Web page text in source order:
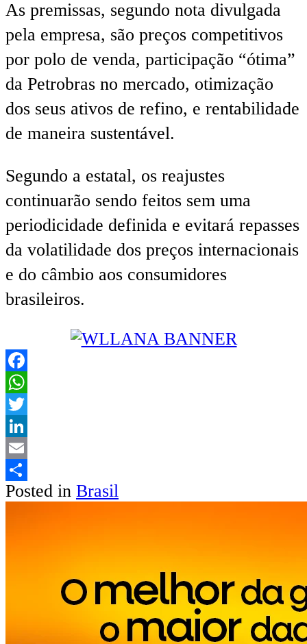
As premissas, segundo nota divulgada
pela empresa, são preços competitivos
por polo de venda, participação “ótima”
da Petrobras no mercado, otimização
dos seus ativos de refino, e rentabilidade
de maneira sustentável.
Segundo a estatal, os reajustes
continuarão sendo feitos sem uma
periodicidade definida e evitará repasses
da volatilidade dos preços internacionais
e do câmbio aos consumidores
brasileiros.
Facebook
WhatsApp
Twitter
LinkedIn
Email
Share
Posted in Brasil